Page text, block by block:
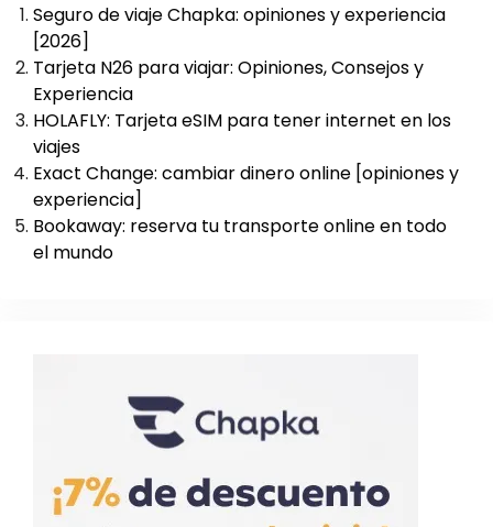
Seguro de viaje Chapka: opiniones y experiencia
[2026]
Tarjeta N26 para viajar: Opiniones, Consejos y
Experiencia
HOLAFLY: Tarjeta eSIM para tener internet en los
viajes
Exact Change: cambiar dinero online [opiniones y
experiencia]
Bookaway: reserva tu transporte online en todo
el mundo